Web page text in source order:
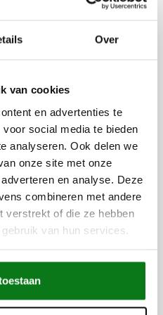
Over
van cookies
en advertenties te
social media te bieden
analyseren. Ook delen we
onze site met onze
en analyse. Deze
combineren met andere
verstrekt of die ze hebben
van hun services.